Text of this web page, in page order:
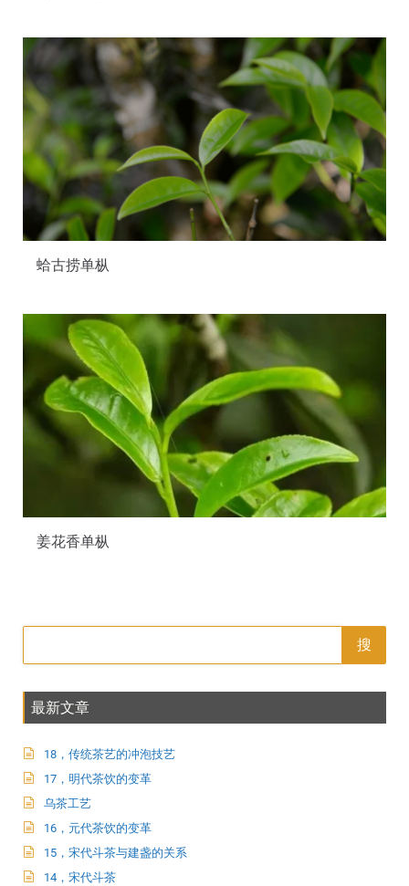
蛤古捞单枞
姜花香单枞
搜
最新文章
18，传统茶艺的冲泡技艺
17，明代茶饮的变革
乌茶工艺
16，元代茶饮的变革
15，宋代斗茶与建盏的关系
14，宋代斗茶